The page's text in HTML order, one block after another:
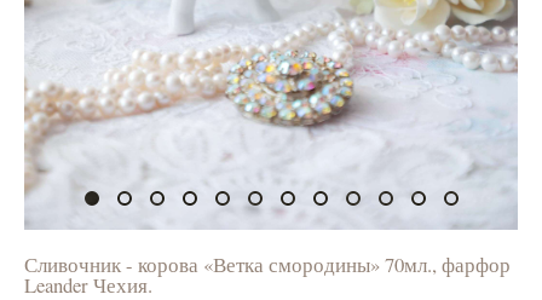
Сливочник - корова «Ветка смородины» 70мл., фарфор
Leander Чехия.